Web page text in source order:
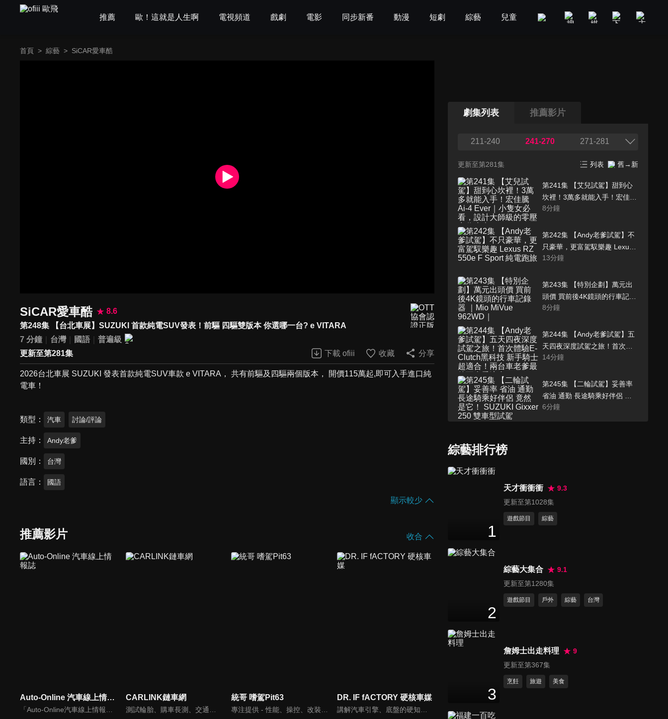
推薦 歐！這就是人生啊 電視頻道 戲劇 電影 同步新番 動漫 短劇 綜藝 兒童 GOOD TV 娛樂 美食旅遊
首頁 > 綜藝 > SiCAR愛車酷
SiCAR愛車酷
8.6
第248集 【台北車展】SUZUKI 首款純電SUV發表！前驅 四驅雙版本 你選哪一台? e VITARA
7 分鐘
台灣 國語
普遍級
更新至第281集
下載 ofiii 收藏 分享
2026台北車展 SUZUKI 發表首款純電SUV車款 e VITARA， 共有前驅及四驅兩個版本， 開價115萬起,即可入手進口純
電車！
類型 汽車 討論/評論
主持 Andy老爹
國別 台灣
語言 國語
顯示較少
推薦影片 收合
Auto-Online 汽車線上情報誌 CARLINK鏈車網 統哥 嗜駕Pit63 DR. IF fACTORY 硬核車媒
劇集列表 推薦影片
211-240 241-270 271-281
更新至第281集 列表 舊→新
第241集 【艾兒試駕】甜到心
坎裡！3萬多就能入手！宏佳騰
Ai-4 Ever｜小隻女必看，設計
8分鐘
第242集 【Andy老爹試駕】不
只豪華，更富駕馭樂趣 Lexus
RZ 550e F Sport 純電跑旅
13分鐘
第243集 【特別企劃】萬元出
頭價 買前後4K鏡頭的行車記錄
器 ｜Mio MiVue 962WD｜
8分鐘
第244集 【Andy老爹試駕】五
天四夜深度試駕之旅！首次體
驗E-Clutch黑科技 新手騎士超
這台！？｜HONDA CB1000
Hornet SP、CB650R E-clutch
｜
14分鐘
第245集 【二輪試駕】妥善率
省油 通勤 長途騎乘好伴侶 竟
然是它！ SUZUKI Gixxer 250
6分鐘
第247集 【台北車展】 終於看
SP 及展區現場搶先看
7分鐘
第249集 【台北車展】寶嘉聯
6 分鐘
小休旅 ALFA ROMEO
JUNIOR
22分鐘
第251集 【特別企劃】MG HS
綜藝排行榜
1
天才衝衝衝
9.3
更新至第1028集
遊戲節目 綜藝
2
綜藝大集合
9.1
更新至第1280集
遊戲節目 戶外 綜藝 台灣
3
詹姆士出走料理
9
更新至第367集
烹飪 旅遊 美食